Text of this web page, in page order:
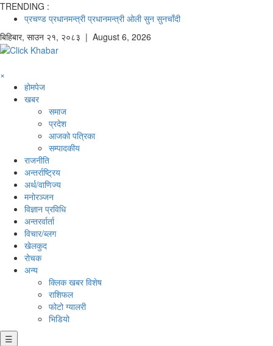
TRENDING :
प्रचण्ड प्रधानमन्त्री प्रधानमन्त्री ओली सुन सुनचाँदी
बिहिबार, साउन २१, २०८३ | August 6, 2026
×
होमपेज
खबर
समाज
प्रदेश
आजको पत्रिका
सम्पादकीय
राजनीति
अन्तर्राष्ट्रिय
अर्थ/वाणिज्य
मनाेरञ्जन
विज्ञान प्रविधि
अन्तरर्वार्ता
विचार/ब्लग
खेलकुद
रोचक
अन्य
क्लिक खबर विशेष
राशिफल
फोटो ग्यालरी
भिडियो
☰